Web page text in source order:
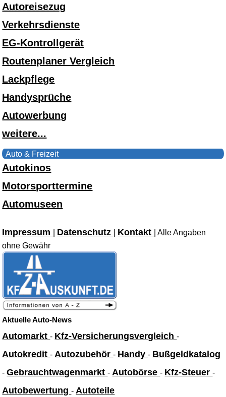
Autoreisezug
Verkehrsdienste
EG-Kontrollgerät
Routenplaner Vergleich
Lackpflege
Handysprüche
Autowerbung
weitere...
Auto & Freizeit
Autokinos
Motorsporttermine
Automuseen
Impressum Datenschutz Kontakt
| Alle Angaben
ohne Gewähr
Aktuelle Auto-News
Automarkt- Kfz-Versicherungsvergleich-
Autokredit- Autozubehör- Handy- Bußgeldkatalog
-Gebrauchtwagenmarkt- Autobörse- Kfz-Steuer-
Autobewertung- Autoteile